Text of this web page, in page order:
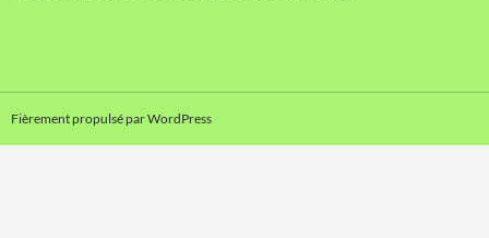
Fièrement propulsé par WordPress